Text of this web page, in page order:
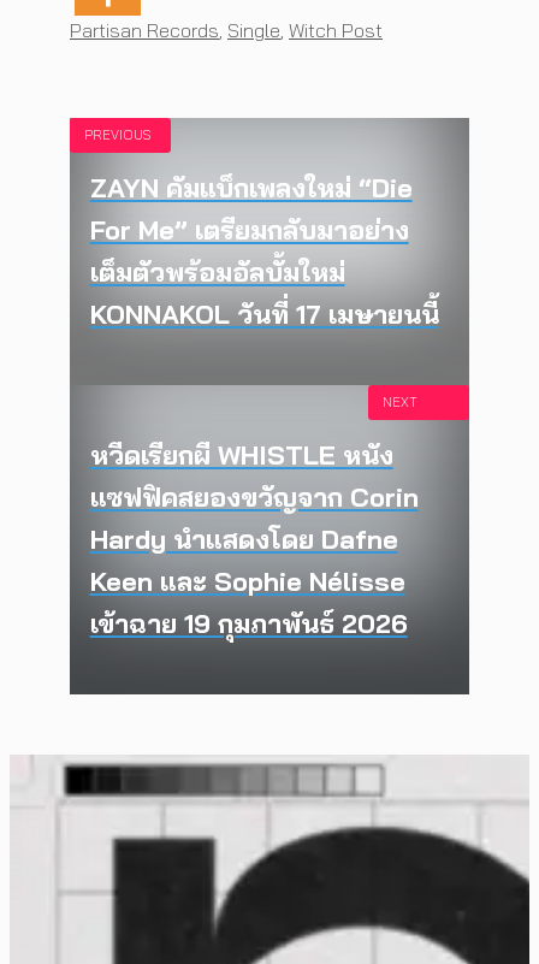
Tags
Partisan Records, Single, Witch Post
PREVIOUS
ZAYN คัมแบ็กเพลงใหม่ “Die
For Me” เตรียมกลับมาอย่าง
เต็มตัวพร้อมอัลบั้มใหม่
KONNAKOL วันที่ 17 เมษายนนี้
หวีดเรียกผี WHISTLE หนัง
แซฟฟิคสยองขวัญจาก Corin
Hardy นำแสดงโดย Dafne
Keen และ Sophie Nélisse
เข้าฉาย 19 กุมภาพันธ์ 2026
NEXT